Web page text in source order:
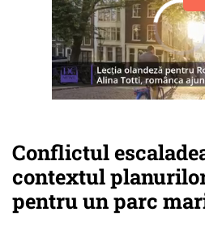
Conflictul
contextul
pentru un parc